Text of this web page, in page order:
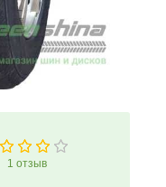
1 отзыв